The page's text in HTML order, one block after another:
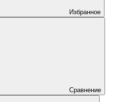
Избранное
Сравнение